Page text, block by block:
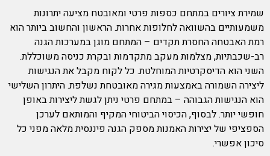
שמירת ציורים במתחם כספות פרטי ומאובטח מציעה יתרונות
משמעותיים בהשוואה לחלופות אחרות. הראשון והחשוב ביותר הוא
רמת האבטחה החסרת תקדים – המתחם מוגן במערכות הגנה
רב-שכבתיות, מצלמות מעקב מתקדמות ובקרת כניסה משוכללת.
השני הוא הדיסקרטיות המוחלטת. כל לקוח מקבל את הנגישות
ליצירה השמורה באמצעות מגירה מאובטחת נשלפת. היתרון השלישי
הוא הנגישות הגבוהה – במתחם פרטי ניתן לגשת ליצירות באופן
חופשי יותר. לבסוף, הכיסוי הביטוחי המקיף והמותאם לערכן
הספציפי של יצירות האמנות מספק הגנה פיננסית מלאה מפני כל
סיכון אפשרי.